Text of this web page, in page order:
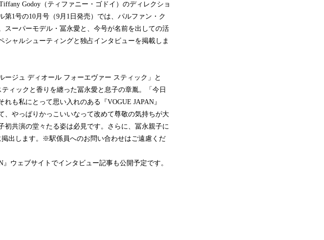
Godoy（ティファニー・ゴドイ）のディレクショ
1号の10月号（9月1日発売）では、パルファン・ク
スーパーモデル・冨永愛と、今号が名前を出しての活
ャルシューティングと独占インタビューを掲載しま
ジュ ディオール フォーエヴァー スティック」と
ィックと香りを纏った冨永愛と息子の章胤。「今日
も私にとって思い入れのある『VOGUE JAPAN』
、やっぱりかっこいいなって改めて尊敬の気持ちが大
初共演の堂々たる姿は必見です。さらに、冨永親子に
出します。※駅係員へのお問い合わせはご遠慮くだ
ウェブサイトでインタビュー記事も公開予定です。